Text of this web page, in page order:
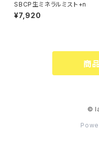
SBCP生ミネラルミスト+n
¥7,920
商
©